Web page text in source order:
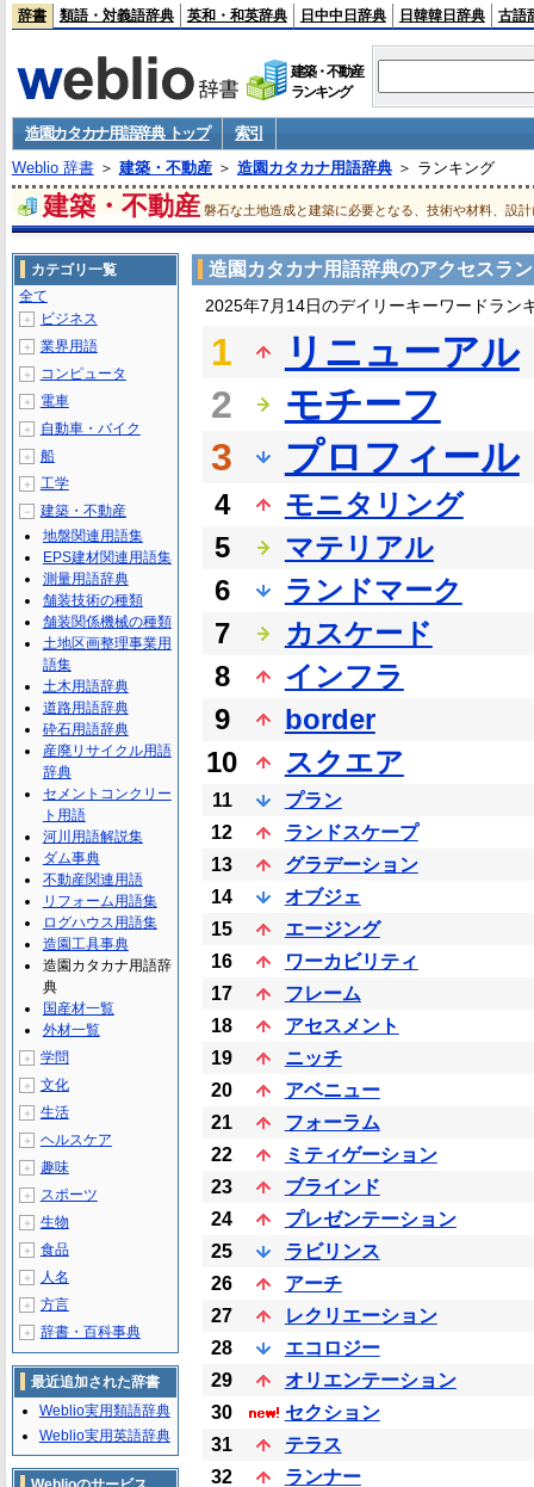
辞書 類語・対義語辞典 英和・和英辞典 日中中日辞典 日韓韓日辞典 古語
建築・不動産
ランキング
造園カタカナ用語辞典 トップ
索引
Weblio 辞書＞ 建築・不動産＞ 造園カタカナ用語辞典＞ ランキング
建築・不動産 磐石な土地造成と建築に必要となる、技術や材料、設
造園カタカナ用語辞典のアクセスラ
2025年7月14日のデイリーキーワードラン
1
リニューアル
2
モチーフ
3
プロフィール
4
モニタリング
5
マテリアル
6
ランドマーク
7
カスケード
8
インフラ
9
border
10
スクエア
11
プラン
12
ランドスケープ
13
グラデーション
14
オブジェ
15
エージング
16
ワーカビリティ
17
フレーム
18
アセスメント
19
ニッチ
20
アベニュー
21
フォーラム
22
ミティゲーション
23
ブラインド
24
プレゼンテーション
25
ラビリンス
26
アーチ
27
レクリエーション
28
エコロジー
29
オリエンテーション
30
セクション
31
テラス
32
ランナー
カテゴリ一覧
全て
＋ ビジネス
＋ 業界用語
＋ コンピュータ
＋ 電車
＋ 自動車・バイク
＋ 船
＋ 工学
－
建築・不動産
地盤関連用語集
EPS建材関連用語集
測量用語辞典
舗装技術の種類
舗装関係機械の種類
土地区画整理事業用
語集
土木用語辞典
道路用語辞典
砕石用語辞典
産廃リサイクル用語
辞典
セメントコンクリー
ト用語
河川用語解説集
ダム事典
不動産関連用語
リフォーム用語集
ログハウス用語集
造園工具事典
造園カタカナ用語辞
典
国産材一覧
外材一覧
＋ 学問
＋ 文化
＋ 生活
＋ ヘルスケア
＋ 趣味
＋ スポーツ
＋ 生物
＋ 食品
＋ 人名
＋ 方言
＋ 辞書・百科事典
最近追加された辞書
Weblio実用類語辞典
Weblio実用英語辞典